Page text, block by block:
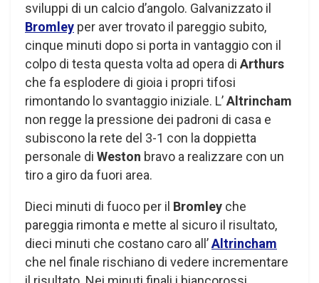
sviluppi di un calcio d’angolo. Galvanizzato il
Bromley per aver trovato il pareggio subito,
cinque minuti dopo si porta in vantaggio con il
colpo di testa questa volta ad opera di Arthurs
che fa esplodere di gioia i propri tifosi
rimontando lo svantaggio iniziale. L’Altrincham
non regge la pressione dei padroni di casa e
subiscono la rete del 3-1 con la doppietta
personale di Weston bravo a realizzare con un
tiro a giro da fuori area.
Dieci minuti di fuoco per il Bromley che
pareggia rimonta e mette al sicuro il risultato,
dieci minuti che costano caro all’Altrincham
che nel finale rischiano di vedere incrementare